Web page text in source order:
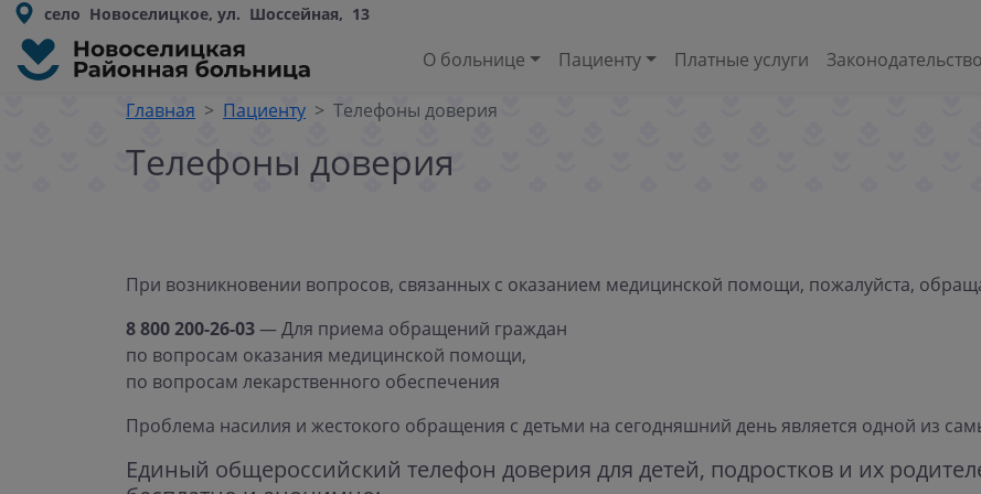
село Новоселицкое, ул. Шоссейная, 13
О больнице Пациенту Платные услуги Законодательство
Главная Пациенту Телефоны доверия
Телефоны доверия
При возникновении вопросов, связанных с оказанием медицинской помощи, пожалуйста,
8 800 200-26-03— Для приема обращений граждан
по вопросам оказания медицинской помощи,
по вопросам лекарственного обеспечения
Проблема насилия и жестокого обращения с детьми на сегодняшний день является одной из
Единый общероссийский телефон доверия для детей, подростков и их